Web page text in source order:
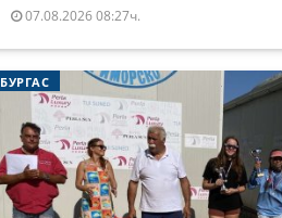
07.08.2026 08:27ч.
БУРГАС